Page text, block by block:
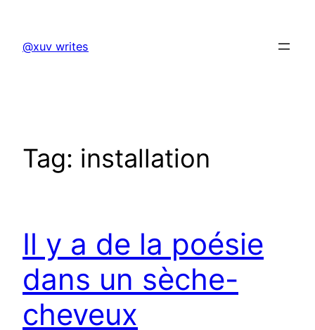
content
@xuv writes
Tag: installation
Il y a de la poésie
dans un sèche-
cheveux